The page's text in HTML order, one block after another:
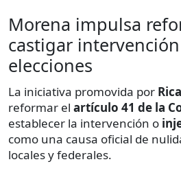
Morena impulsa
castigar
elecciones
La iniciativa promovida por
reformar el artículo 41 de la
establecer la intervención o
como una causa oficial de
locales y federales.